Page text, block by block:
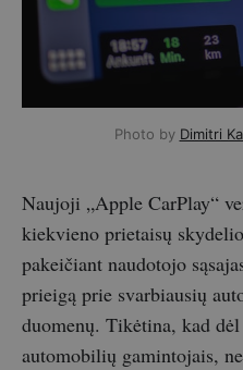
Photo by Dimitri
Naujoji „Apple CarPlay“
kiekvieno prietaisų
pakeičiant naudotojo
prieigą prie svarbiausių
duomenų. Tikėtina, kad
automobilių gamintojais,